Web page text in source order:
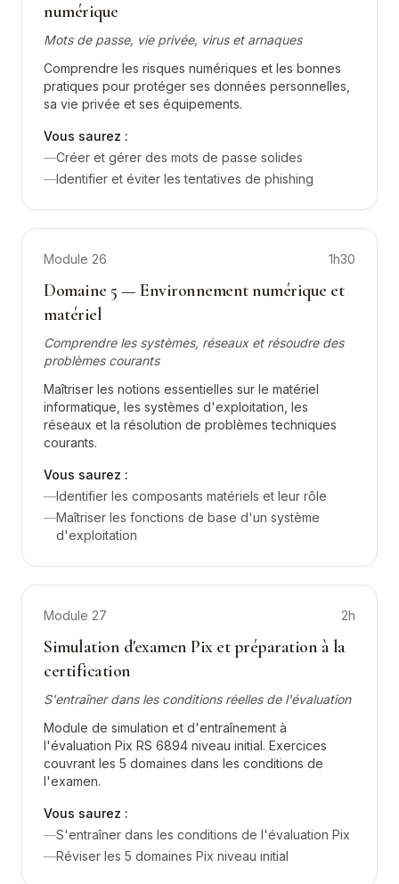
numérique
Mots de passe, vie privée, virus et arnaques
Comprendre les risques numériques et les bonnes
pratiques pour protéger ses données personnelles,
sa vie privée et ses équipements.
Vous saurez :
—Créer et gérer des mots de passe solides
—Identifier et éviter les tentatives de phishing
Module 26 1h30
Domaine 5 — Environnement numérique et
matériel
Comprendre les systèmes, réseaux et résoudre des
problèmes courants
Maîtriser les notions essentielles sur le matériel
informatique, les systèmes d'exploitation, les
réseaux et la résolution de problèmes techniques
courants.
Vous saurez :
—Identifier les composants matériels et leur rôle
—Maîtriser les fonctions de base d'un système
d'exploitation
Module 27 2h
Simulation d'examen Pix et préparation à la
certification
S'entraîner dans les conditions réelles de l'évaluation
Module de simulation et d'entraînement à
l'évaluation Pix RS 6894 niveau initial. Exercices
couvrant les 5 domaines dans les conditions de
l'examen.
Vous saurez :
—S'entraîner dans les conditions de l'évaluation Pix
—Réviser les 5 domaines Pix niveau initial